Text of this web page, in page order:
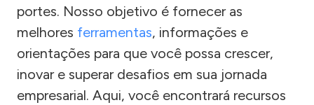
portes. Nosso objetivo é fornecer as
melhores ferramentas, informações e
orientações para que você possa crescer,
inovar e superar desafios em sua jornada
empresarial. Aqui, você encontrará recursos